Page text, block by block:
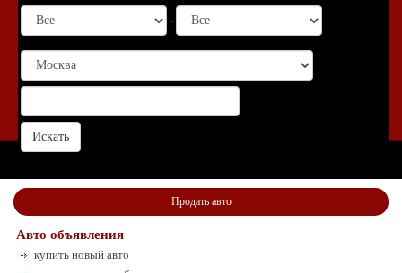
-
Продать авто
Авто объявления
купить новый авто